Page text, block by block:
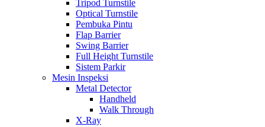
Tripod Turnstile
Optical Turnstile
Pembuka Pintu
Flap Barrier
Swing Barrier
Full Height Turnstile
Sistem Parkir
Mesin Inspeksi
Metal Detector
Handheld
Walk Through
X-Ray